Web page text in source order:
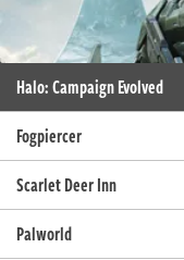
Halo: Campaign Evolved
Fogpiercer
Scarlet Deer Inn
Palworld